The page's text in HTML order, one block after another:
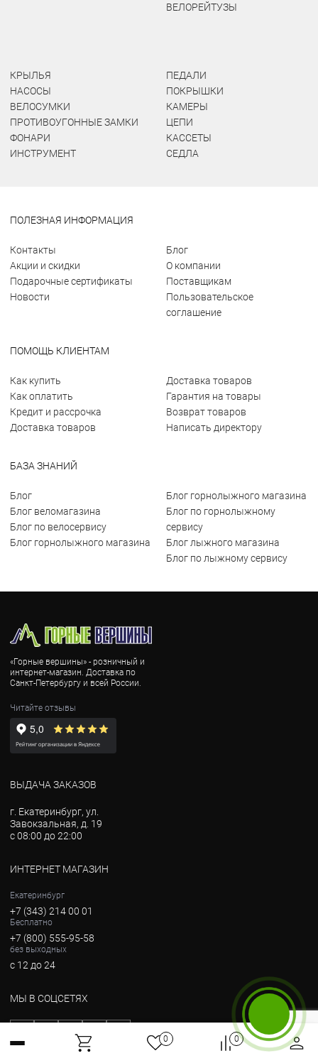
ВЕЛОРЕЙТУЗЫ
КРЫЛЬЯ
НАСОСЫ
ВЕЛОСУМКИ
ПРОТИВОУГОННЫЕ ЗАМКИ
ФОНАРИ
ИНСТРУМЕНТ
ПЕДАЛИ
ПОКРЫШКИ
КАМЕРЫ
ЦЕПИ
КАССЕТЫ
СЕДЛА
ПОЛЕЗНАЯ ИНФОРМАЦИЯ
Контакты
Акции и скидки
Подарочные сертификаты
Новости
Блог
О компании
Поставщикам
Пользовательское
соглашение
ПОМОЩЬ КЛИЕНТАМ
Как купить
Как оплатить
Кредит и рассрочка
Доставка товаров
Доставка товаров
Гарантия на товары
Возврат товаров
Написать директору
БАЗА ЗНАНИЙ
Блог
Блог веломагазина
Блог по велосервису
Блог горнолыжного магазина
Блог горнолыжного магазина
Блог по горнолыжному
сервису
Блог лыжного магазина
Блог по лыжному сервису
«Горные вершины» - розничный и
интернет-магазин. Доставка по
Санкт-Петербургу и всей России.
Читайте отзывы
ВЫДАЧА ЗАКАЗОВ
г. Екатеринбург, ул.
Завокзальная, д. 19
с 08:00 до 22:00
ИНТЕРНЕТ МАГАЗИН
Екатеринбург
+7 (343) 214 00 01
Бесплатно
+7 (800) 555-95-58
без выходных
с 12 до 24
МЫ В СОЦСЕТЯХ
0 0
Бесплатный звонок